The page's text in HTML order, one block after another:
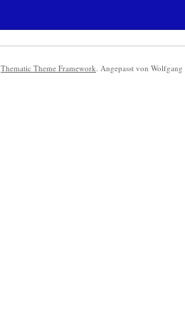
Thematic Theme Framework. Angepasst von